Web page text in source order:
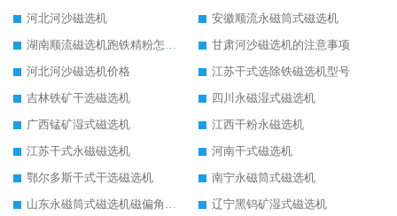
河北河沙磁选机
安徽顺流永磁筒式磁选机
湖南顺流磁选机跑铁精粉怎么处理
甘肃河沙磁选机的注意事项
河北河沙磁选机价格
江苏干式选除铁磁选机型号
吉林铁矿干选磁选机
四川永磁湿式磁选机
广西锰矿湿式磁选机
江西干粉永磁选机
江苏干式永磁磁选机
河南干式磁选机
鄂尔多斯干式干选磁选机
南宁永磁筒式磁选机
山东永磁筒式磁选机磁偏角怎么调整
辽宁黑钨矿湿式磁选机